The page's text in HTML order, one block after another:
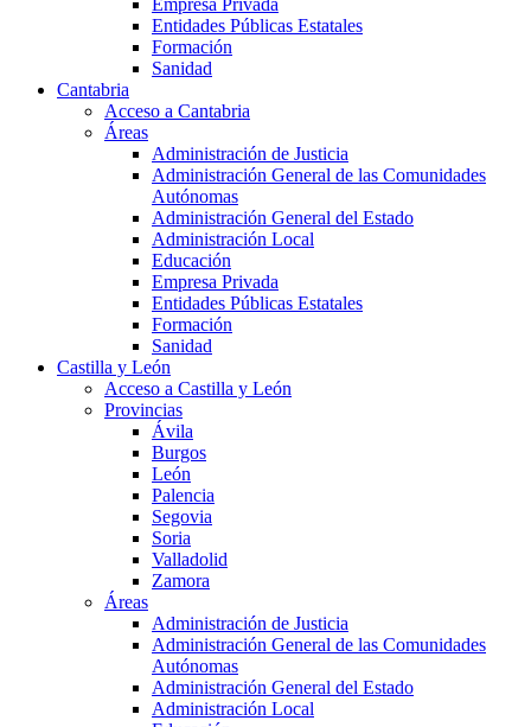
Empresa Privada
Entidades Públicas Estatales
Formación
Sanidad
Cantabria
Acceso a Cantabria
Áreas
Administración de Justicia
Administración General de las Comunidades
Autónomas
Administración General del Estado
Administración Local
Educación
Empresa Privada
Entidades Públicas Estatales
Formación
Sanidad
Castilla y León
Acceso a Castilla y León
Provincias
Ávila
Burgos
León
Palencia
Segovia
Soria
Valladolid
Zamora
Áreas
Administración de Justicia
Administración General de las Comunidades
Autónomas
Administración General del Estado
Administración Local